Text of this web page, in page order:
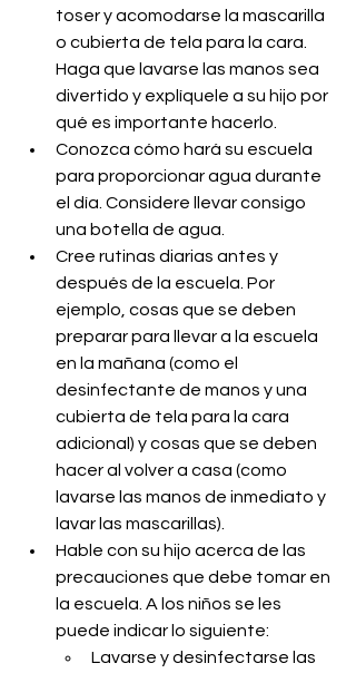
toser y acomodarse la mascarilla
o cubierta de tela para la cara.
Haga que lavarse las manos sea
divertido y explíquele a su hijo por
qué es importante hacerlo.
Conozca cómo hará su escuela
para proporcionar agua durante
el día. Considere llevar consigo
una botella de agua.
Cree rutinas diarias antes y
después de la escuela. Por
ejemplo, cosas que se deben
preparar para llevar a la escuela
en la mañana (como el
desinfectante de manos y una
cubierta de tela para la cara
adicional) y cosas que se deben
hacer al volver a casa (como
lavarse las manos de inmediato y
lavar las mascarillas).
Hable con su hijo acerca de las
precauciones que debe tomar en
la escuela. A los niños se les
puede indicar lo siguiente:
Lavarse y desinfectarse las